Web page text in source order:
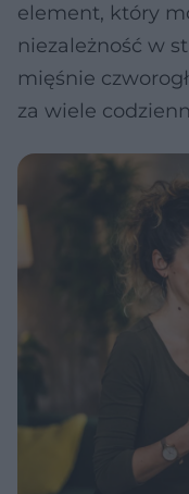
element, który
niezależność w
mięśnie
za wiele